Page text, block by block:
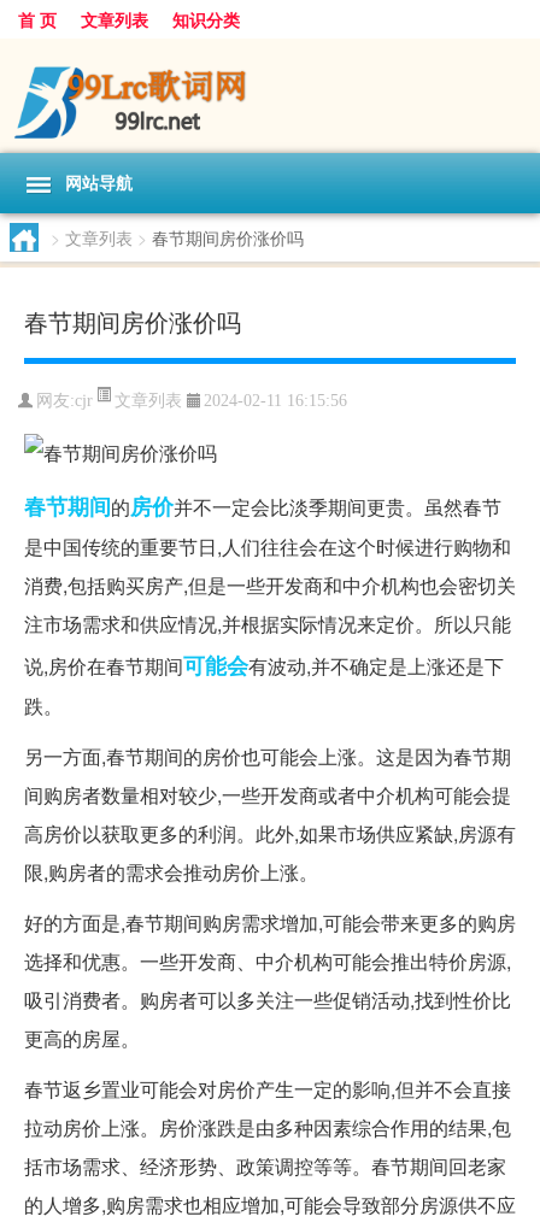
首 页 文章列表 知识分类
网站导航
> 文章列表 > 春节期间房价涨价吗
春节期间房价涨价吗
网友:cjr 文章列表 2024-02-11 16:15:56
春节期间的房价并不一定会比淡季期间更贵。虽然春节
是中国传统的重要节日,人们往往会在这个时候进行购物和
消费,包括购买房产,但是一些开发商和中介机构也会密切关
注市场需求和供应情况,并根据实际情况来定价。所以只能
说,房价在春节期间可能会有波动,并不确定是上涨还是下
跌。
另一方面,春节期间的房价也可能会上涨。这是因为春节期
间购房者数量相对较少,一些开发商或者中介机构可能会提
高房价以获取更多的利润。此外,如果市场供应紧缺,房源有
限,购房者的需求会推动房价上涨。
好的方面是,春节期间购房需求增加,可能会带来更多的购房
选择和优惠。一些开发商、中介机构可能会推出特价房源,
吸引消费者。购房者可以多关注一些促销活动,找到性价比
更高的房屋。
春节返乡置业可能会对房价产生一定的影响,但并不会直接
拉动房价上涨。房价涨跌是由多种因素综合作用的结果,包
括市场需求、经济形势、政策调控等等。春节期间回老家
的人增多,购房需求也相应增加,可能会导致部分房源供不应